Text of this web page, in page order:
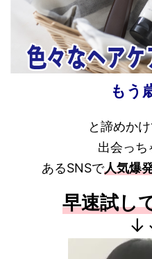
もう
と諦めか
出会っち
あるSNSで人気爆
早速試し